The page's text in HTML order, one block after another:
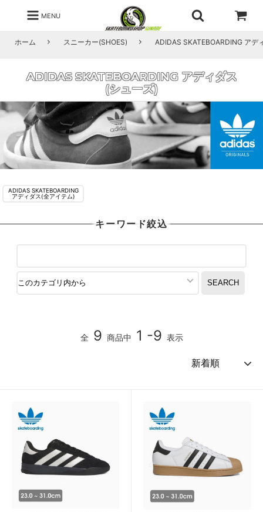
MENU
ホーム スニーカー(SHOES) ADIDAS SKATEBOARDING アデ
ADIDAS SKATEBOARDING アディダス
(シューズ)
ADIDAS SKATEBOARDING
アディダス(全アイテム)
キーワード絞込
全 9 商品中 1 -9 表示